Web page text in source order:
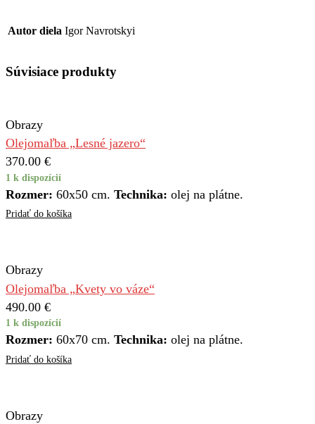
Autor diela Igor Navrotskyi
Súvisiace produkty
Obrazy
Olejomaľba „Lesné jazero“
370.00 €
1 k dispozícií
Rozmer: 60x50 cm. Technika: olej na plátne.
Pridať do košíka
Obrazy
Olejomaľba „Kvety vo váze“
490.00 €
1 k dispozícií
Rozmer: 60x70 cm. Technika: olej na plátne.
Pridať do košíka
Obrazy